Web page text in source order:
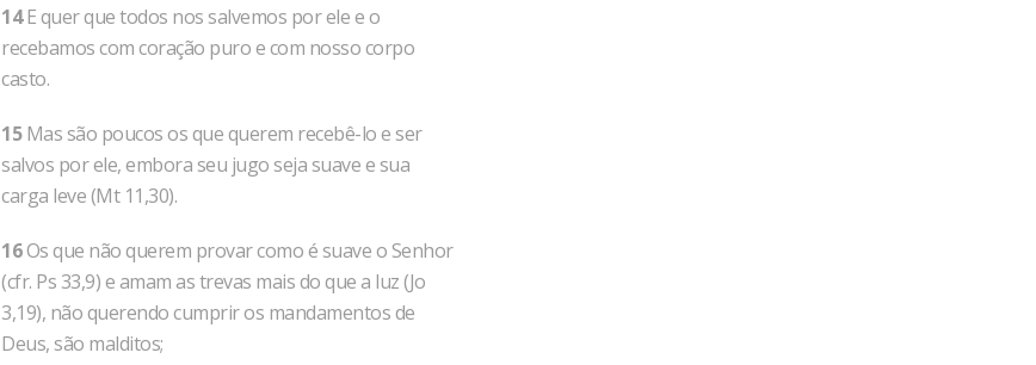
14E quer que todos nos salvemos por ele e o
recebamos com coração puro e com nosso corpo
casto.
15Mas são poucos os que querem recebê-lo e ser
salvos por ele, embora seu jugo seja suave e sua
carga leve (Mt 11,30).
16Os que não querem provar como é suave o Senhor
(cfr. Ps 33,9) e amam as trevas mais do que a luz (Jo
3,19), não querendo cumprir os mandamentos de
Deus, são malditos;